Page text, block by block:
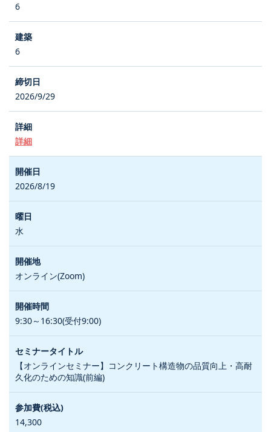
6
6
2026/9/29
詳細
2026/8/19
水
オンライン(Zoom)
9:30～16:30(受付9:00)
【オンラインセミナー】コンクリート構造物の品質向上・高耐
久化のための知識(前編)
14,300